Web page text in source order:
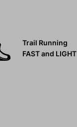
Trail Running
FAST and LIGHT